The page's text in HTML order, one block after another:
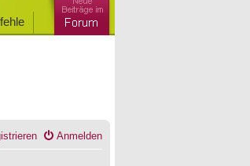
Anmelden